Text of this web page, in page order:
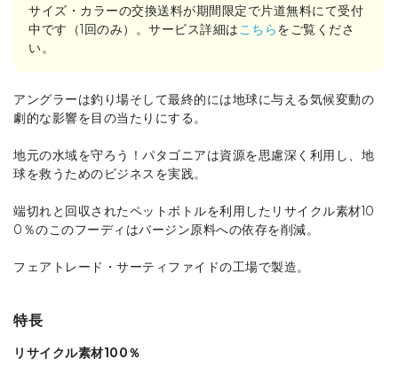
サイズ・カラーの交換送料が期間限定で片道無料にて受付
中です（1回のみ）。サービス詳細は こちらをご覧くださ
い。
アングラーは釣り場そして最終的には地球に与える気候変動の
劇的な影響を目の当たりにする。
地元の水域を守ろう！パタゴニアは資源を思慮深く利用し、地
球を救うためのビジネスを実践。
端切れと回収されたペットボトルを利用したリサイクル素材10
0％のこのフーディはバージン原料への依存を削減。
フェアトレード・サーティファイドの工場で製造。
特長
リサイクル素材100％